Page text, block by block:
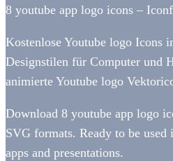
8 youtube app logo icons –
Kostenlose Youtube logo Icons
Designstilen für Computer und
animierte Youtube logo
Download 8 youtube app logo
SVG formats. Ready to be
apps and presentations.